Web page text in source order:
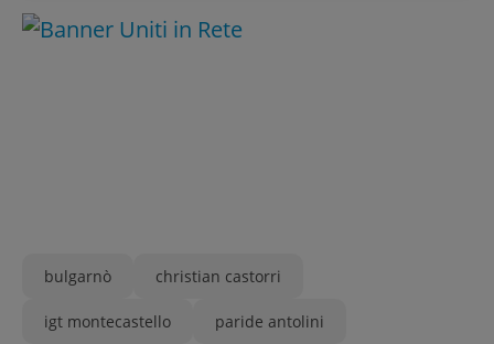
bulgarnò christian castorri
igt montecastello paride antolini